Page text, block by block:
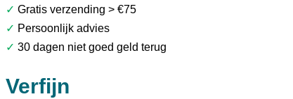
✓ Gratis verzending > €75
✓ Persoonlijk advies
✓ 30 dagen niet goed geld terug
Verfijn